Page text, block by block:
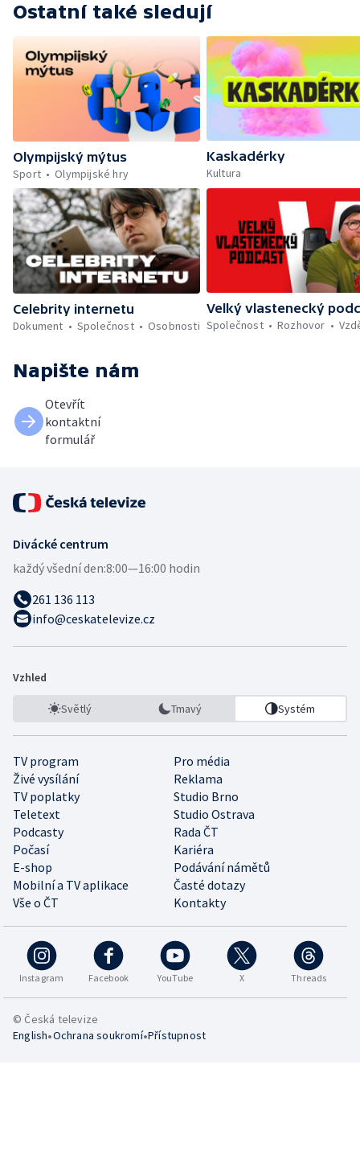
Ostatní také sledují
Olympijský mýtus
Sport
Olympijské hry
Kaskadérky
Kultura
Celebrity internetu
Dokument
Společnost Osobnosti
Velký vlastenecký
Společnost
Rozhovor
Napište nám
Otevřít
kontaktní
formulář
Divácké centrum
každý všední den:8:00—16:00 hodin
261 136 113
info@ceskatelevize.cz
Vzhled
Světlý Tmavý Systém
TV program
Pro média
Živé vysílání
Reklama
TV poplatky
Studio Brno
Teletext
Studio Ostrava
Podcasty
Rada ČT
Počasí
Kariéra
E-shop
Podávání námětů
Mobilní a TV aplikace
Časté dotazy
Vše o ČT
Kontakty
Instagram Facebook YouTube X Threads
© Česká televize
English•Ochrana soukromí•Přístupnost